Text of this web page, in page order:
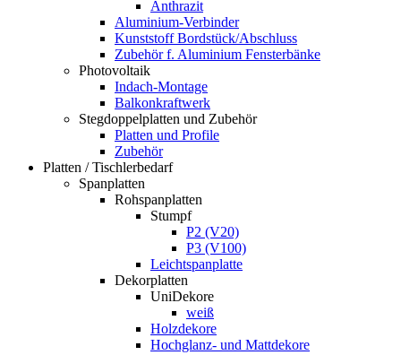
Anthrazit
Aluminium-Verbinder
Kunststoff Bordstück/Abschluss
Zubehör f. Aluminium Fensterbänke
Photovoltaik
Indach-Montage
Balkonkraftwerk
Stegdoppelplatten und Zubehör
Platten und Profile
Zubehör
Platten / Tischlerbedarf
Spanplatten
Rohspanplatten
Stumpf
P2 (V20)
P3 (V100)
Leichtspanplatte
Dekorplatten
UniDekore
weiß
Holzdekore
Hochglanz- und Mattdekore